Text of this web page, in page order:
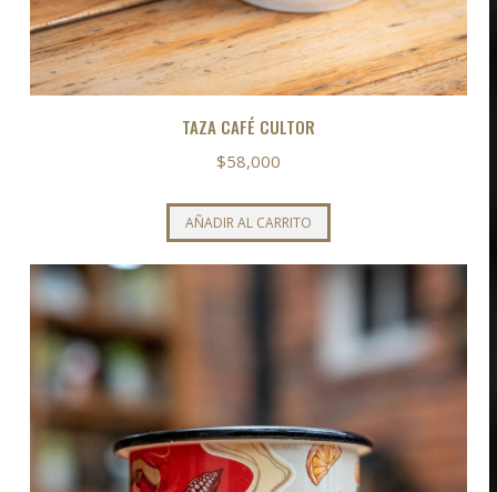
TAZA CAFÉ CULTOR
$58,000
AÑADIR AL CARRITO